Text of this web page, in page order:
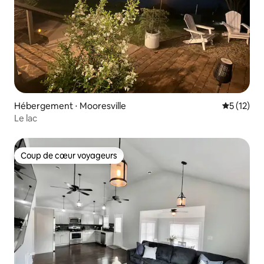
Hébergement ⋅ Mooresville
5 (12)
Le lac
Coup de cœur voyageurs
Coup de cœur voyageurs